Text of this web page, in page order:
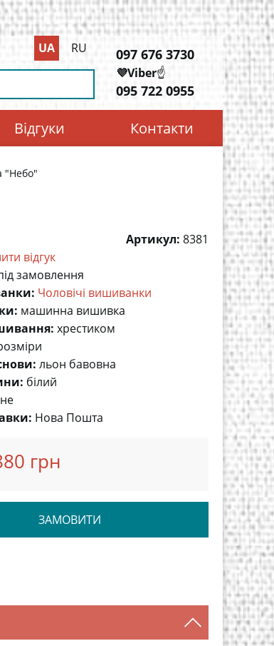
UA RU 097 676 3730
💜Viber☝️
095 722 0955
Відгуки Контакти
"Небо"
Артикул: 8381
відгук
замовлення
Чоловічі вишиванки
машинна вишивка
хрестиком
льон бавовна
білий
Нова Пошта
грн
ЗАМОВИТИ